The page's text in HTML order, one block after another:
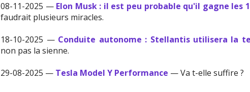
08-11-2025 — Elon Musk : il est peu probable qu'il gagne les
faudrait plusieurs miracles.
18-10-2025 — Conduite autonome : Stellantis utilisera la
non pas la sienne.
29-08-2025 — Tesla Model Y Performance — Va t-elle suffire ?